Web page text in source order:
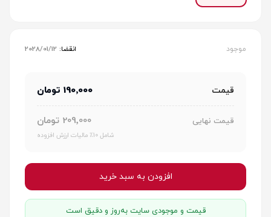
موجود انقضا: 2028/01/12
قیمت 190٬000 تومان
قیمت نهایی 209٬000 تومان
شامل 10٪ مالیات ارزش افزوده
افزودن به سبد خرید
قیمت و موجودی سایت به‌روز و دقیق است